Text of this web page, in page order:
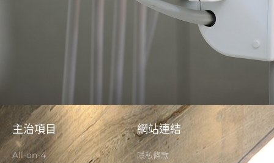
主治項目
All-on-4
網站連結
隱私條款